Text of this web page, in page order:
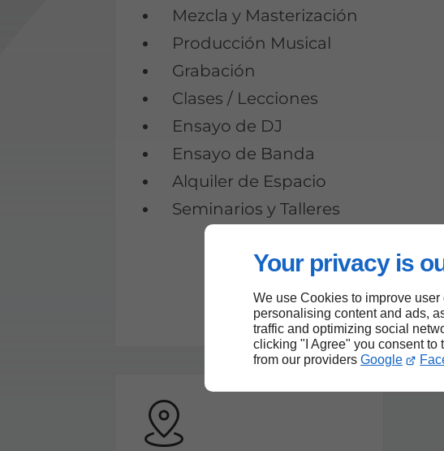
Your privacy is
We use Cookies to improve
personalising content and ads,
traffic and optimizing social
clicking "I Agree" you consent to
from our providers Google
Mezcla y Masterización
Producción Musical
Grabación
Clases / Lecciones
Ensayo de DJ
Ensayo de Banda
Alquiler de Espacio
Seminarios y Talleres